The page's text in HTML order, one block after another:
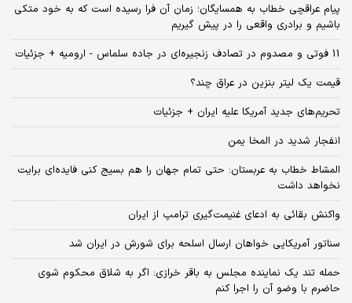
پیام عراقچی خطاب به همسایگان؛ زمان آن فرا رسیده است که به خود متکی
باشیم و برادری واقعی را در پیش گیریم
11 فوتی و مصدوم در تصادف زنجیره‌ای در جاده سلماس - ارومیه + جزئیات
قیمت یک لیتر بنزین در عراق چند؟
تحریم‌های جدید آمریکا علیه ایران + جزئیات
انفجار شدید در المخا یمن
المشاط خطاب به عربستان: حتی تمام جهان را هم بسیج کنی فایده‌ای برایت
نخواهد داشت
واکنش بقائی به ادعای غنیمت‌گیری ترامپ از ایران
سناتور آمریکایی خواهان ارسال اسلحه برای شورش در ایران شد
حمله تند یک نماینده مجلس به باقر خرازی: اگر به شلاق محکوم شوی
حاضرم با وضو آن را اجرا کنم